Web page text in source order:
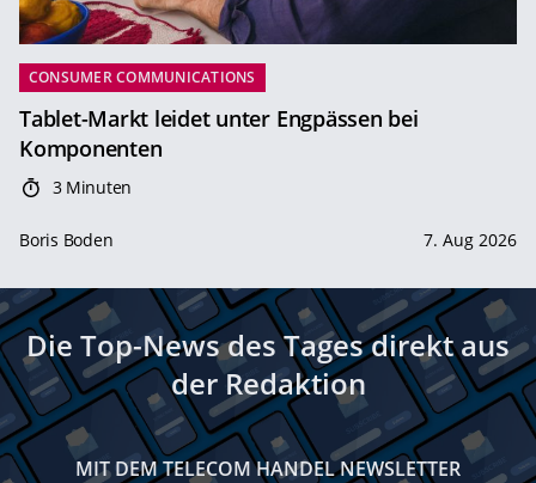
CONSUMER COMMUNICATIONS
Tablet-Markt leidet unter Engpässen bei
Komponenten
3 Minuten
Boris Boden 7. Aug 2026
Die Top-News des Tages direkt aus
der Redaktion
MIT DEM TELECOM HANDEL NEWSLETTER